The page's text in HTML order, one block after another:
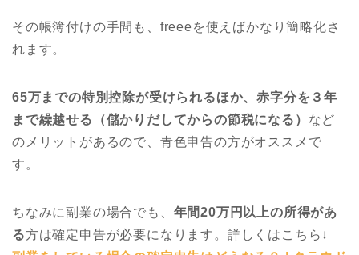
その帳簿付けの手間も、freeeを使えばかなり簡略化さ
れます。
65万までの特別控除が受けられるほか、赤字分を３年
まで繰越せる（儲かりだしてからの節税になる） など
のメリットがあるので、青色申告の方がオススメで
す。
ちなみに副業の場合でも、 年間20万円以上の所得があ
る方は確定申告が必要になります。詳しくはこちら↓